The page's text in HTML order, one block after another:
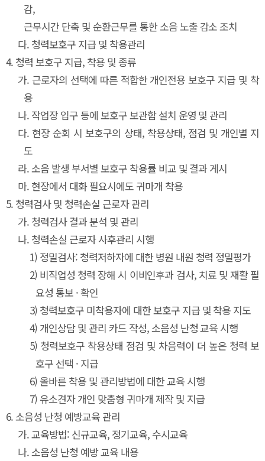
감,
근무시간 단축 및 순환근무를 통한 소음 노출 감소 조치
다.청력보호구 지급 및 착용관리
4.청력 보호구 지급, 착용 및 종류
가.근로자의 선택에 따른 적합한 개인전용 보호구 지급 및 착
용
나.작업장 입구 등에 보호구 보관함 설치 운영 및 관리
다.현장 순회 시 보호구의 상태, 착용상태, 점검 및 개인별 지
도
라.소음 발생 부서별 보호구 착용률 비교 및 결과 게시
마.현장에서 대화 필요시에도 귀마개 착용
5.청력검사 및 청력손실 근로자 관리
가.청력검사 결과 분석 및 관리
나.청력손실 근로자 사후관리 시행
1)정밀검사: 청력저하자에 대한 병원 내원 청력 정밀평가
2)비직업성 청력 장해 시 이비인후과 검사, 치료 및 재활 필
요성 통보 · 확인
3)청력보호구 미착용자에 대한 보호구 지급 및 착용 지도
4)개인상담 및 관리 카드 작성, 소음성 난청 교육 시행
5)청력보호구 착용상태 점검 및 차음력이 더 높은 청력 보
호구 선택 · 지급
6)올바른 착용 및 관리방법에 대한 교육 시행
7)유소견자 개인 맞춤형 귀마개 제작 및 지급
6.소음성 난청 예방교육 관리
가.교육방법: 신규교육, 정기교육, 수시교육
나.소음성 난청 예방 교육 내용